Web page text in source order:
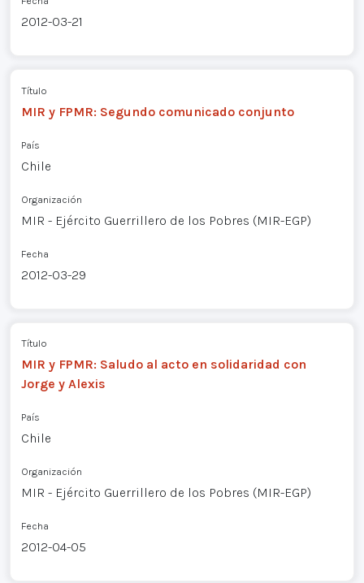
2012-03-21
Título
MIR y FPMR: Segundo comunicado conjunto
País
Chile
Organización
MIR - Ejército Guerrillero de los Pobres (MIR-EGP)
Fecha
2012-03-29
Título
MIR y FPMR: Saludo al acto en solidaridad con
Jorge y Alexis
País
Chile
Organización
MIR - Ejército Guerrillero de los Pobres (MIR-EGP)
Fecha
2012-04-05